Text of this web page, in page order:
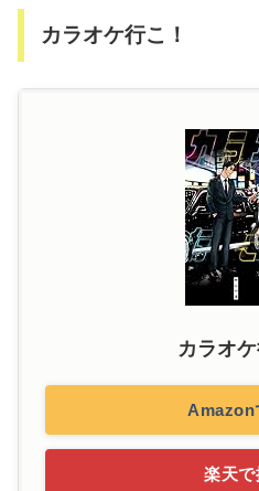
カラオケ行こ！
カラオケ
Amazon
楽天で